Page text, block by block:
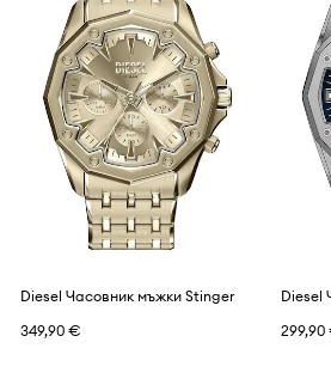
Diesel Часовник мъжки Stinger
349,90 €
Diesel
299,90